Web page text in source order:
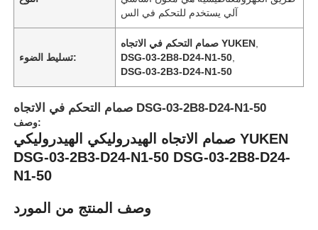
آلي يستخدم للتحكم في الس
تسليط الضوء:
صمام التحكم في الاتجاه YUKEN
DSG-03-2B8-D24-N1-50
DSG-03-2B3-D24-N1-50
صمام التحكم في الاتجاه DSG-03-2B8-D24-N1-50
وصف:
صمام الاتجاه الهيدروليكي الهيدروليكي YUKEN
DSG-03-2B3-D24-N1-50 DSG-03-2B8-D24-
N1-50
وصف المنتج من المورد